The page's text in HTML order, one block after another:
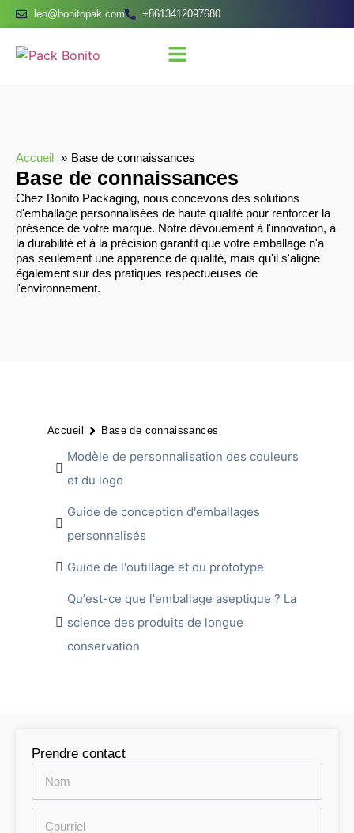
leo@bonitopak.com +8613412097680
Accueil Base de connaissances
Base de connaissances
Chez Bonito Packaging, nous concevons des solutions
d'emballage personnalisées de haute qualité pour renforcer la
présence de votre marque. Notre dévouement à l'innovation, à
la durabilité et à la précision garantit que votre emballage n'a
pas seulement une apparence de qualité, mais qu'il s'aligne
également sur des pratiques respectueuses de
l'environnement.
Accueil Base de connaissances
Modèle de personnalisation des couleurs
et du logo
Guide de conception d'emballages
personnalisés
Guide de l'outillage et du prototype
Qu'est-ce que l'emballage aseptique ? La
science des produits de longue
conservation
Prendre contact